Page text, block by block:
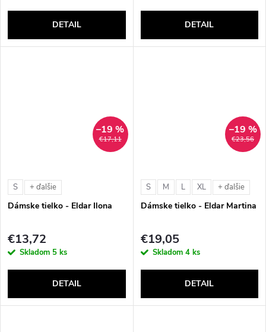
DETAIL DETAIL
€17,11
–19 %
S + ďalšie
Dámske tielko - Eldar Ilona
€13,72
Skladom 5 ks
DETAIL
€23,56
–19 %
S M L XL + ďalšie
Dámske tielko - Eldar Martina
€19,05
Skladom 4 ks
DETAIL